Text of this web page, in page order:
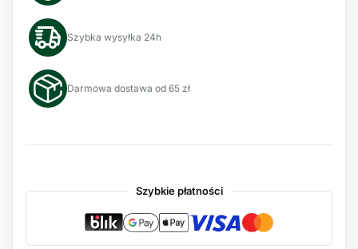
Szybka wysyłka 24h
Darmowa dostawa od 65 zł
Szybkie płatności